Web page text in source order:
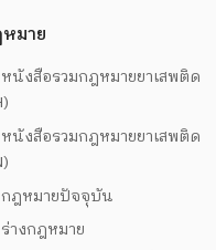
มาย
หนังสือรวมกฎหมายยาเสพติด
หนังสือรวมกฎหมายยาเสพติด
กฎหมายปัจจุบัน
ร่างกฎหมาย